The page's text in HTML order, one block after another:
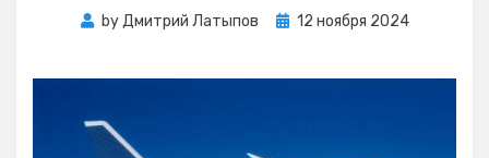
byДмитрий Латыпов
Posted
12 ноября 2024